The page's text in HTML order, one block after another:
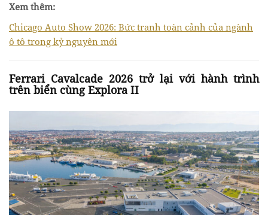
Xem thêm:
Chicago Auto Show 2026: Bức tranh toàn cảnh của ngành
ô tô trong kỷ nguyên mới
Ferrari Cavalcade 2026 trở lại với hành trình
trên biển cùng Explora II